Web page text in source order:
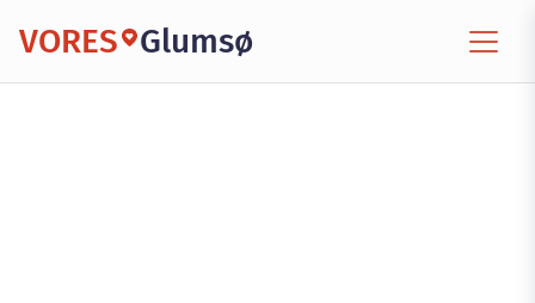
VORES Glumsø